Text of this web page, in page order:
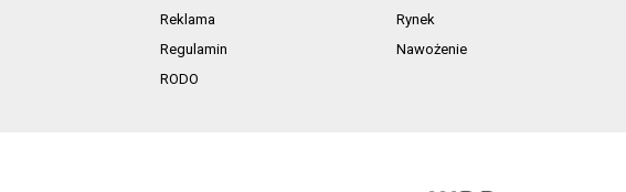
Reklama
Regulamin
RODO
Rynek
Nawożenie